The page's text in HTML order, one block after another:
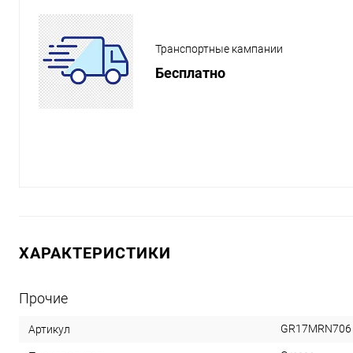
Транспортные кампании
Бесплатно
ХАРАКТЕРИСТИКИ
Прочие
Артикул GR17MRN706